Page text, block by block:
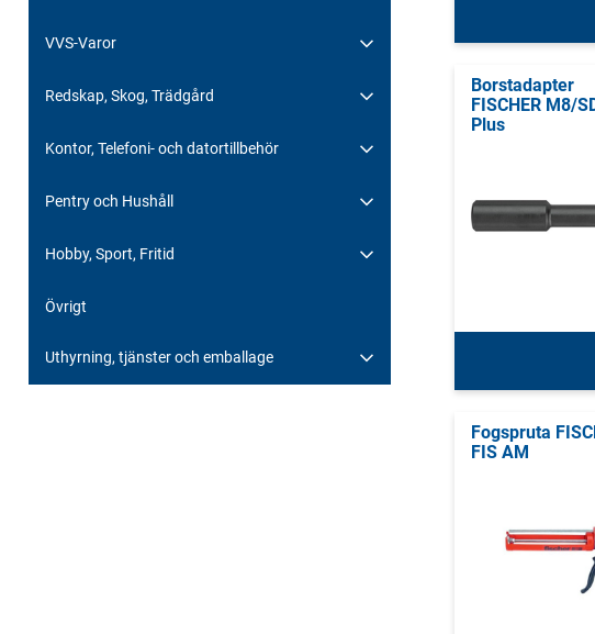
VVS-Varor
Redskap, Skog, Trädgård
Kontor, Telefoni- och datortillbehör
Pentry och Hushåll
Hobby, Sport, Fritid
Övrigt
Uthyrning, tjänster och emballage
Borstadapter
FISCHER M8/
Plus
Fogspruta
FIS AM